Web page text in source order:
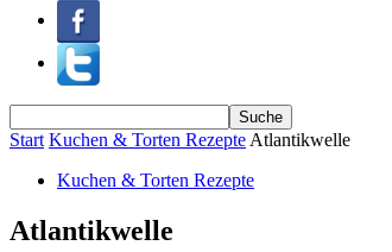
Start Kuchen & Torten Rezepte Atlantikwelle
Kuchen & Torten Rezepte
Atlantikwelle